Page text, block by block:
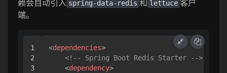
spring-data-redis lettuce
端。
1
2
3
<dependencies>
<!-- Spring Boot Redis Starter -->
<dependency>